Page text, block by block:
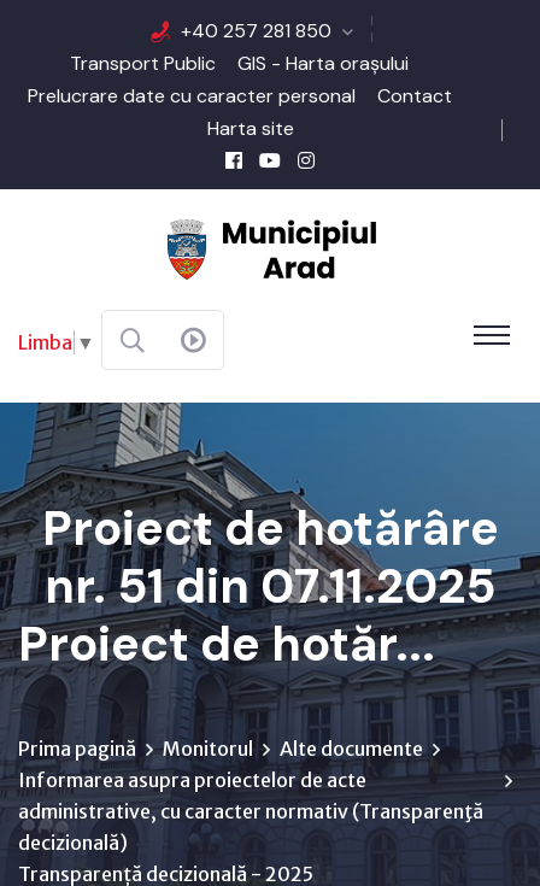
+40 257 281 850
Transport Public
GIS - Harta orașului
Prelucrare date cu caracter personal
Contact
Harta site
Limba ▼
Proiect de hotărâre
nr. 51 din 07.11.2025
Proiect de hotăr...
Prima pagină Monitorul
Alte documente
Informarea asupra proiectelor de acte
administrative, cu caracter normativ (Transparenţă
decizională)
Transparență decizională - 2025